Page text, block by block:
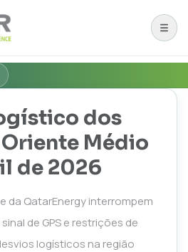
dos
Médio
de 2026
da QatarEnergy interrompem
de GPS e restrições de
logísticos na região